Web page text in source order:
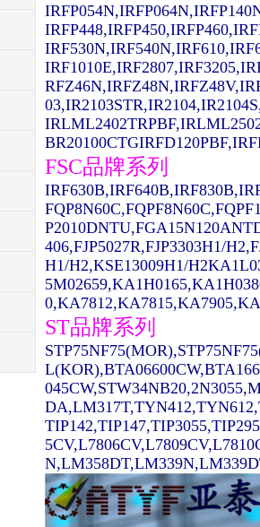
FSC品牌系列
406,FJP5027R,FJP3303H1/
H1/H2,KSE13009H1/
ST品牌系列